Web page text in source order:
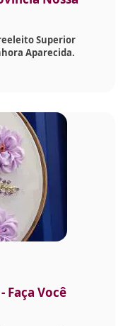
Superior
Aparecida.
Faça Você